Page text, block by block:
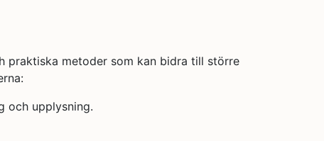
praktiska metoder som kan bidra till större
och upplysning.